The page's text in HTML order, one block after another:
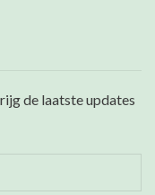
de laatste updates